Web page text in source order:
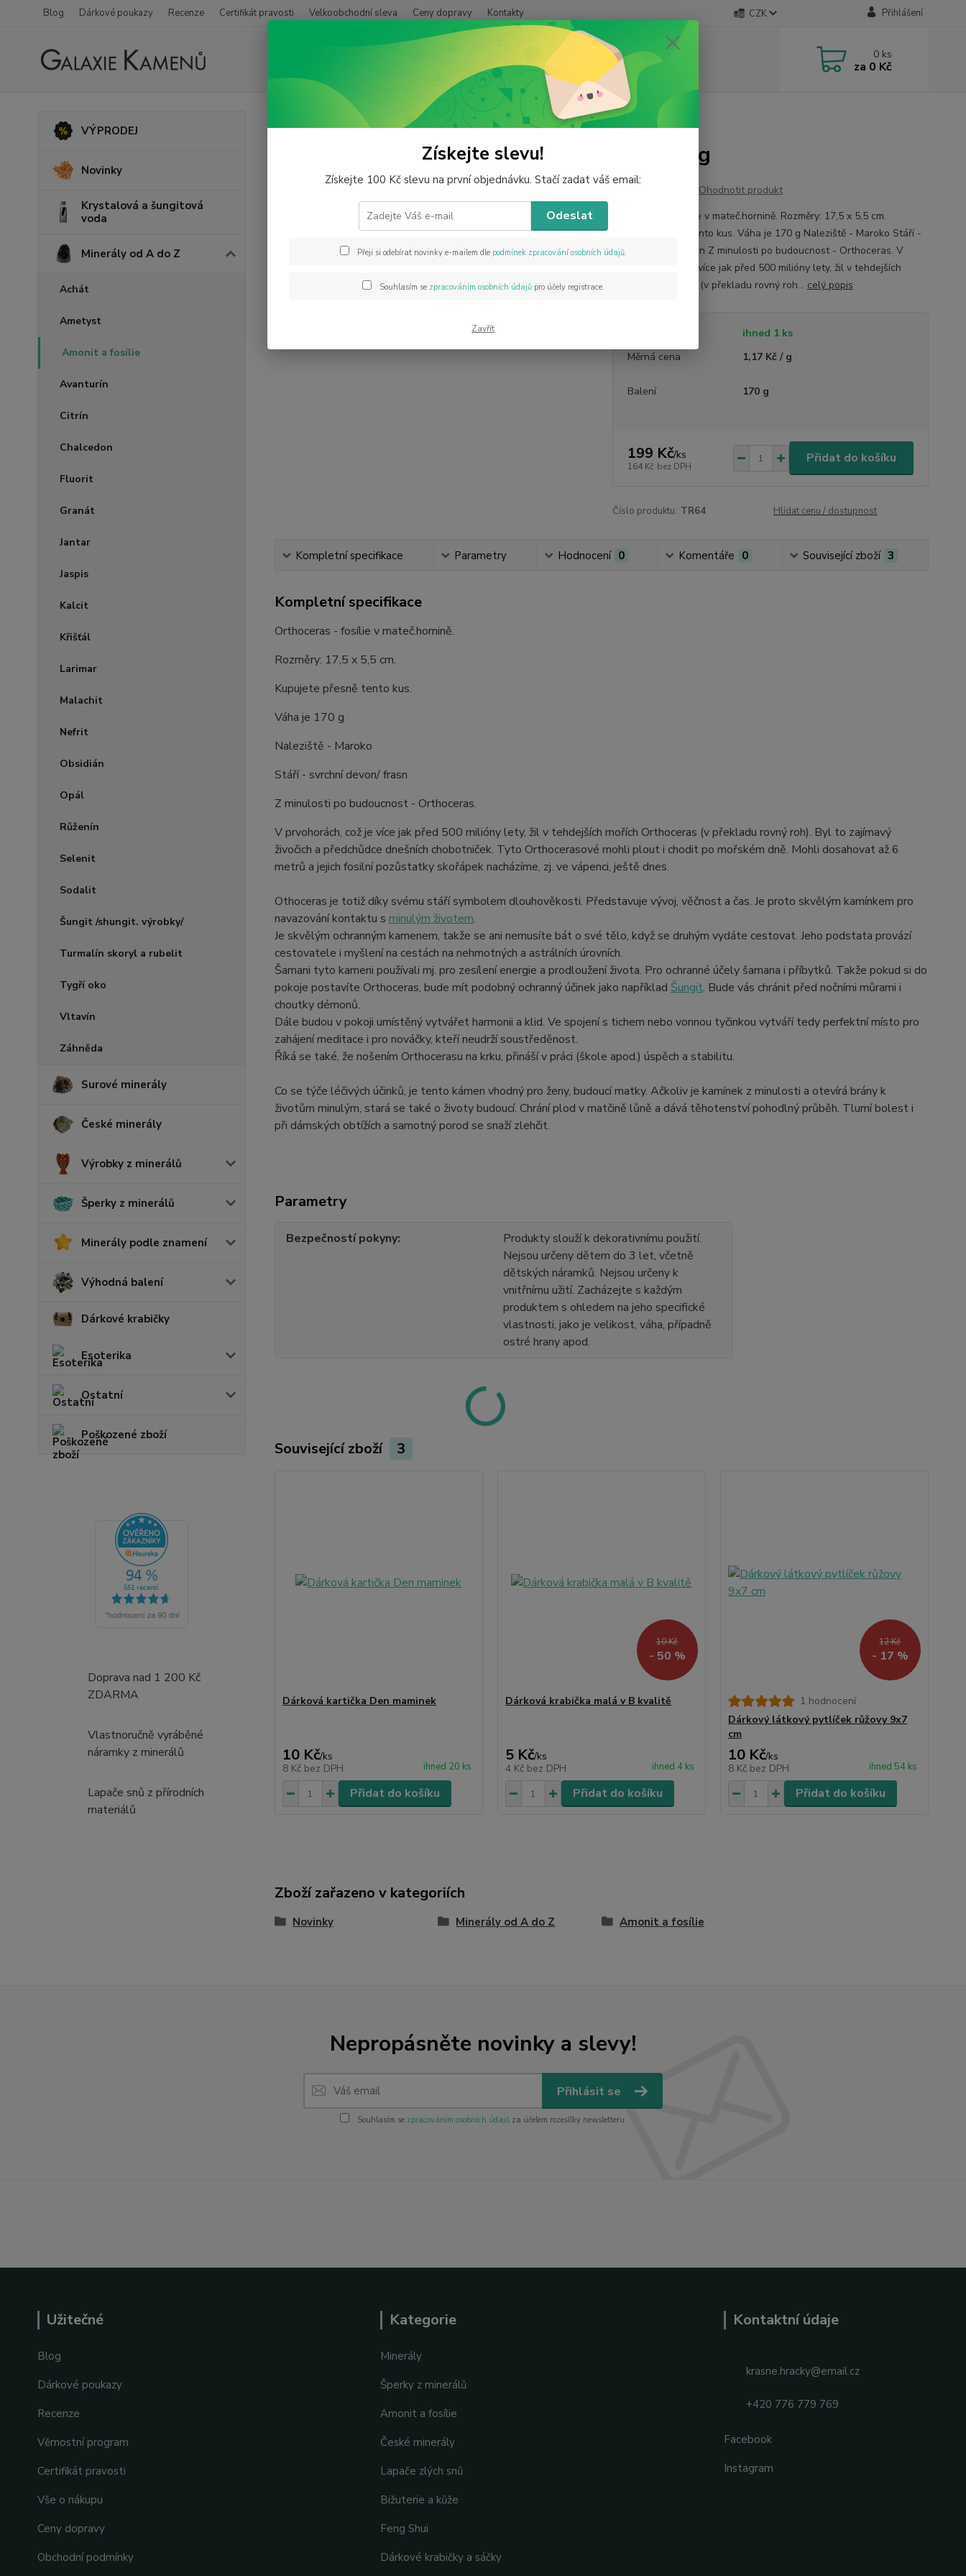
Blog Dárkové poukazy Recenze Certifikát pravosti Velkoobchodní sleva Ceny dopravy Kontakty CZK Přihlášení
0 ks
za 0 Kč
VÝPRODEJ
Novinky
Krystalová a šungitová
voda
Minerály od A do Z
Achát
Ametyst
Amonit a fosílie
Avanturín
Citrín
Chalcedon
Fluorit
Granát
Jantar
Jaspis
Kalcit
Křišťál
Larimar
Malachit
Nefrit
Obsidián
Opál
Růženín
Selenit
Sodalit
Šungit /shungit. výrobky/
Turmalín skoryl a rubelit
Tygří oko
Vltavín
Záhněda
Surové minerály
České minerály
Výrobky z minerálů
Šperky z minerálů
Minerály podle znamení
Výhodná balení
Dárkové krabičky
Esoterika
Ostatní
Poškozené zboží
Doprava nad 1 200 Kč
ZDARMA
Vlastnoručně vyráběné
náramky z minerálů
Lapače snů z přírodních
materiálů
Minerály od A do Z Amonit a fosílie Orthoceras, fosílie v mateční hornině 170 g
Orthoceras, fosílie v mateční hornině 170 g
Ohodnotit produkt
Orthoceras - fosílie v mateč.hornině. Rozměry: 17,5 x 5,5 cm.
Kupujete přesně tento kus. Váha je 170 g Naleziště - Maroko Stáří -
svrchní devon/ frasn Z minulosti po budoucnost - Orthoceras. V
prvohorách, což je více jak před 500 milióny lety, žil v tehdejších
mořích Orthoceras (v překladu rovný roh... celý popis
ihned 1 ks
Měrná cena
1,17 Kč / g
Balení 170 g
199 Kč/ks
164 Kč bez DPH
Přidat do košíku
Číslo produktu: TR64 Hlídat cenu / dostupnost
Kompletní specifikace Parametry Hodnocení 0 Komentáře 0 Související zboží 3
Kompletní specifikace
Orthoceras - fosílie v mateč.hornině.
Rozměry: 17,5 x 5,5 cm.
Kupujete přesně tento kus.
Váha je 170 g
Naleziště - Maroko
Stáří - svrchní devon/ frasn
Z minulosti po budoucnost - Orthoceras.
V prvohorách, což je více jak před 500 milióny lety, žil v tehdejších mořích Orthoceras (v překladu rovný roh). Byl to zajímavý
živočich a předchůdce dnešních chobotniček. Tyto Orthocerasové mohli plout i chodit po mořském dně. Mohli dosahovat až 6
metrů a jejich fosilní pozůstatky skořápek nacházíme, zj. ve vápenci, ještě dnes.
Othoceras je totiž díky svému stáří symbolem dlouhověkosti. Představuje vývoj, věčnost a čas. Je proto skvělým kamínkem pro
navazování kontaktu s minulým životem.
Je skvělým ochranným kamenem, takže se ani nemusíte bát o své tělo, když se druhým vydáte cestovat. Jeho podstata provází
cestovatele i myšlení na cestách na nehmotných a astrálních úrovních.
Šamani tyto kameni používali mj. pro zesílení energie a prodloužení života. Pro ochranné účely šamana i příbytků. Takže pokud si do
pokoje postavíte Orthoceras, bude mít podobný ochranný účinek jako například Šungit. Bude vás chránit před nočními můrami i
choutky démonů.
Dále budou v pokoji umístěný vytvářet harmonii a klid. Ve spojení s tichem nebo vonnou tyčinkou vytváří tedy perfektní místo pro
zahájení meditace i pro nováčky, kteří neudrží soustředěnost.
Říká se také, že nošením Orthocerasu na krku, přináší v práci (škole apod.) úspěch a stabilitu.
Co se týče léčivých účinků, je tento kámen vhodný pro ženy, budoucí matky. Ačkoliv je kamínek z minulosti a otevírá brány k
životům minulým, stará se také o životy budoucí. Chrání plod v matčině lůně a dává těhotenství pohodlný průběh. Tlumí bolest i
při dámských obtížích a samotný porod se snaží zlehčit.
Parametry
Bezpečností pokyny
Produkty slouží k dekorativnímu použití.
Nejsou určeny dětem do 3 let, včetně
dětských náramků. Nejsou určeny k
vnitřnímu užití. Zacházejte s každým
produktem s ohledem na jeho specifické
vlastnosti, jako je velikost, váha, případně
ostré hrany apod.
Související zboží 3
Dárková kartička Den maminek
10 Kč/ks
8 Kč bez DPH ihned 20 ks
Přidat do košíku
10 Kč
- 50 %
Dárková krabička malá v B kvalitě
5 Kč/ks
4 Kč bez DPH ihned 4 ks
Přidat do košíku
12 Kč
- 17 %
1 hodnocení
Dárkový látkový pytlíček růžovy 9x7
cm
10 Kč/ks
8 Kč bez DPH ihned 54 ks
Přidat do košíku
Zboží zařazeno v kategoriích
Novinky Minerály od A do Z Amonit a fosílie
Nepropásněte novinky a slevy!
Přihlásit se
Souhlasím se zpracováním osobních údajůza účelem rozesílky newsletteru.
Užitečné
Blog
Dárkové poukazy
Recenze
Věrnostní program
Certifikát pravosti
Vše o nákupu
Ceny dopravy
Obchodní podmínky
Kategorie
Minerály
Šperky z minerálů
Amonit a fosílie
České minerály
Lapače zlých snů
Bižuterie a kůže
Feng Shui
Dárkové krabičky a sáčky
Kontaktní údaje
krasne.hracky@email.cz
+420 776 779 769
Facebook
Instagram
Získejte slevu!
Získejte 100 Kč slevu na první objednávku. Stačí zadat váš email:
Odeslat
Přeji si odebírat novinky e-mailem dle podmínek zpracování osobních údajů.
Souhlasím se zpracováním osobních údajůpro účely registrace.
Zavřít